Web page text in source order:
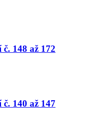
148 až 172
140 až 147